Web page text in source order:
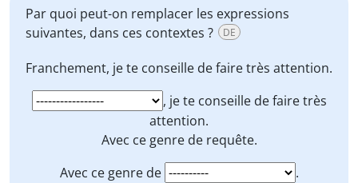
Par quoi peut-on remplacer les expressions
suivantes, dans ces contextes ?
DE
Franchement, je te conseille de faire très attention.
, je te conseille de faire très
attention.
Avec ce genre de requête.
Avec ce genre de
.